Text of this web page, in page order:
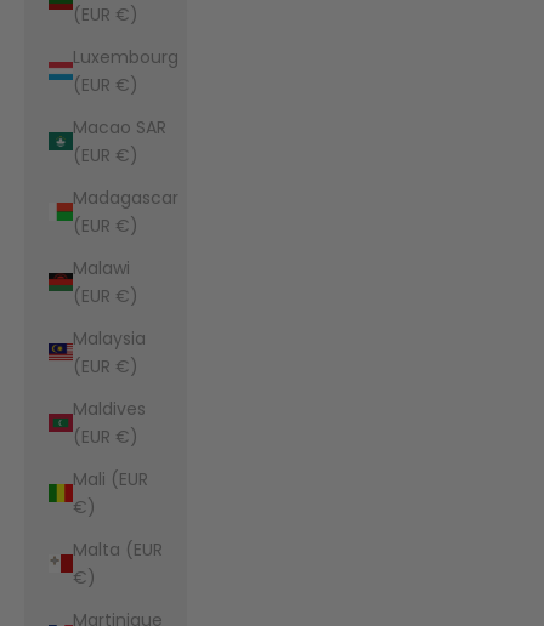
(EUR €)
Luxembourg
(EUR €)
Macao SAR
(EUR €)
Madagascar
(EUR €)
Malawi
(EUR €)
Malaysia
(EUR €)
Maldives
(EUR €)
Mali (EUR
€)
Malta (EUR
€)
Martinique